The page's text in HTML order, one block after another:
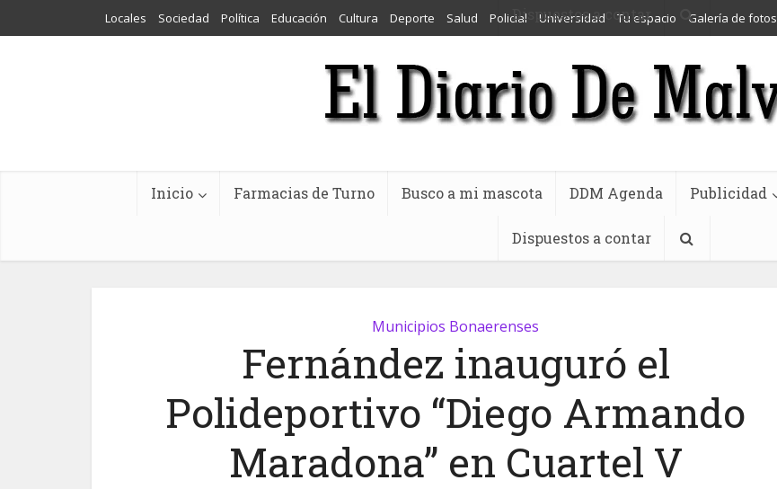
Dispuestos a contar
Locales Sociedad Política Educación Cultura Deporte Salud Policial Universidad Tu espacio Galería de fotos
Inicio Farmacias de Turno Busco a mi mascota DDM Agenda Publicidad
Dispuestos a contar
Municipios Bonaerenses
Fernández inauguró el
Polideportivo “Diego Armando
Maradona” en Cuartel V